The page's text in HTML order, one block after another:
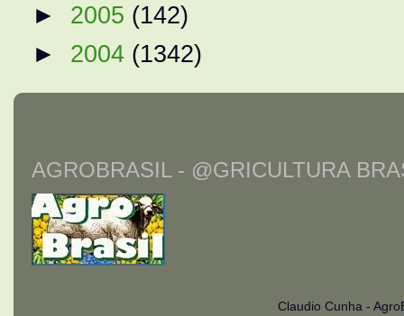
► 2005 (142)
► 2004 (1342)
AGROBRASIL - @GRICULTURA
Claudio Cunha -